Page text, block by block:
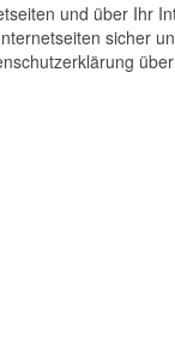
und über Ihr
sicher